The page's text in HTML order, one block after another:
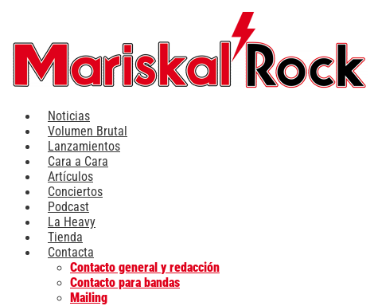
contenido
Noticias
Volumen Brutal
Lanzamientos
Cara a Cara
Artículos
Conciertos
Podcast
La Heavy
Tienda
Contacta
Contacto general y redacción
Contacto para bandas
Mailing